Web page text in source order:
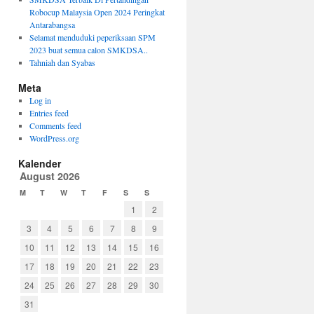
Robocup Malaysia Open 2024 Peringkat
Antarabangsa
Selamat menduduki peperiksaan SPM
2023 buat semua calon SMKDSA..
Tahniah dan Syabas
Meta
Log in
Entries feed
Comments feed
WordPress.org
Kalender
August 2026
M T W T F S S
1
2
3
4 5 6 7 8
9
10
11 12 13 14 15
16
17
18 19 20 21 22
23
24
25 26 27 28 29
30
31